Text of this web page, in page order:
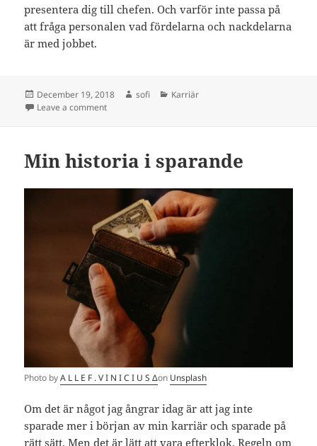
presentera dig till chefen. Och varför inte passa på
att fråga personalen vad fördelarna och nackdelarna
är med jobbet.
Posted
on
December 19, 2018 Author
sofi Categories
Karriär
Leave a commenton Desperat efter jobb?
Min historia i sparande
Photo byA L L E F . V I N I C I U S Δon Unsplash
Om det är något jag ångrar idag är att jag inte
sparade mer i början av min karriär och sparade på
rätt sätt. Men det är lätt att vara efterklok. Regeln om